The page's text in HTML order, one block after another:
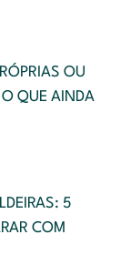
OU
QUE AINDA
5
COM